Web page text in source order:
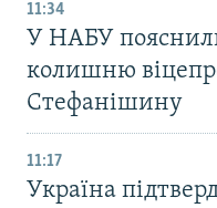
11:34
У НАБУ
колишню
Стефанішину
11:17
Україна